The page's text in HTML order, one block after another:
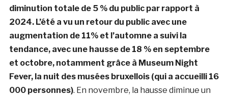
diminution totale de 5 % du public par rapport à
2024. L’été a vu un retour du public avec une
augmentation de 11% et l’automne a suivi la
tendance, avec une hausse de 18 % en septembre
et octobre, notamment grâce à Museum Night
Fever, la nuit des musées bruxellois (qui a accueilli 16
000 personnes). En novembre, la hausse diminue un